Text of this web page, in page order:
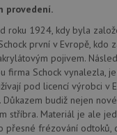
provedení.
1924, kdy byla
první v Evropě, kdo
pojivem.
Schock vynalezla,
pod licencí výrobci v
budiž nejen
stříbra. Materiál je ale
frézování odtoků,
zda prohlížeč
ke sledování
Doubleclick a
používá
koncový uživatel
webu.